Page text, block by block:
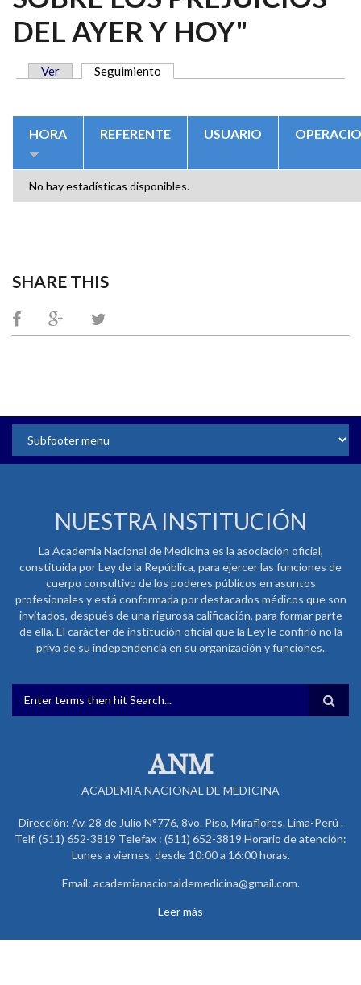
DEL AYER Y HOY"
Ver Seguimiento
HORA REFERENTE USUARIO
No hay estadísticas disponibles.
SHARE THIS
NUESTRA INSTITUCIÓN
La Academia Nacional de Medicina es la asociación oficial,
constituida por Ley de la República, para ejercer las funciones de
cuerpo consultivo de los poderes públicos en asuntos
profesionales y está conformada por destacados médicos que son
invitados, después de una rigurosa calificación, para formar parte
de ella. El carácter de institución oficial que la Ley le confirió no la
priva de su independencia en su organización y funciones.
FORMULARIO DE BÚSQUEDA
ANM
ACADEMIA NACIONAL DE MEDICINA
Dirección: Av. 28 de Julio N°776, 8vo. Piso, Miraflores. Lima-Perú .
Telf. (511) 652-3819 Telefax : (511) 652-3819 Horario de atención:
Lunes a viernes, desde 10:00 a 16:00 horas.
Email: academianacionaldemedicina@gmail.com.
Leer más